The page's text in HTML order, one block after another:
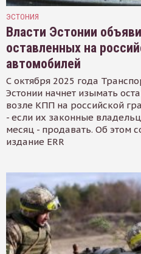
ЭСТОНИЯ
Власти Эстонии
оставленных на
автомобилей
С октября 2025 года
Эстонии начнет изымать
возле КПП на российской
- если их законные
месяц - продавать. Об этом
издание ERR